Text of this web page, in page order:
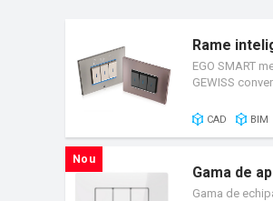
Rame
EGO SMART
GEWISS
uri, care poate
CAD BIM
Nou
Gama de
Gama de